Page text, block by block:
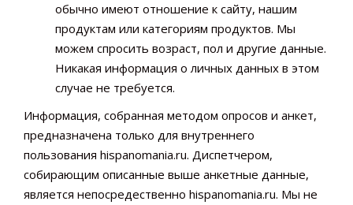
обычно имеют отношение к сайту, нашим
продуктам или категориям продуктов. Мы
можем спросить возраст, пол и другие данные.
Никакая информация о личных данных в этом
случае не требуется.
Информация, собранная методом опросов и анкет,
предназначена только для внутреннего
пользования hispanomania.ru. Диспетчером,
собирающим описанные выше анкетные данные,
является непосредественно hispanomania.ru. Мы не